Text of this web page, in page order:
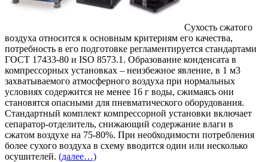
Сухость сжатого
воздуха относится к основным критериям его качества,
потребность в его подготовке регламентируется стандартами
ГОСТ 17433-80 и ISO 8573.1. Образование конденсата в
компрессорных установках – неизбежное явление, в 1 м3
захватываемого атмосферного воздуха при нормальных
условиях содержится не менее 16 г воды, сжимаясь они
становятся опасными для пневматического оборудования.
Стандартный комплект компрессорной установки включает
сепаратор-отделитель, снижающий содержание влаги в
сжатом воздухе на 75-80%. При необходимости потребления
более сухого воздуха в схему вводится один или несколько
осушителей. (далее…)